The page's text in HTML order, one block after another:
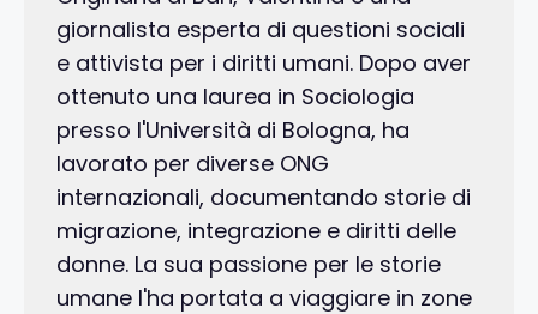
giornalista esperta di questioni sociali
e attivista per i diritti umani. Dopo aver
ottenuto una laurea in Sociologia
presso l'Università di Bologna, ha
lavorato per diverse ONG
internazionali, documentando storie di
migrazione, integrazione e diritti delle
donne. La sua passione per le storie
umane l'ha portata a viaggiare in zone